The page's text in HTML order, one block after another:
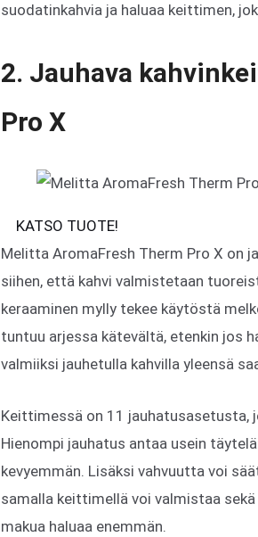
suodatinkahvia ja haluaa keittimen,
2. Jauhava
Pro X
KATSO TUOTE!
Melitta AromaFresh Therm Pro X on
siihen, että kahvi valmistetaan
keraaminen mylly tekee käytöstä
tuntuu arjessa kätevältä, etenkin jos
valmiiksi jauhetulla kahvilla yleensä
Keittimessä on 11 jauhatusasetusta,
Hienompi jauhatus antaa usein
kevyemmän. Lisäksi vahvuutta voi
samalla keittimellä voi valmistaa
makua haluaa enemmän.